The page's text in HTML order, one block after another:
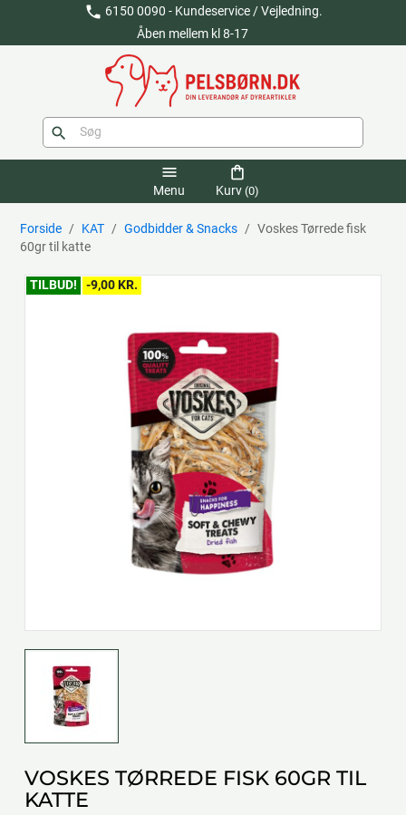
phone 6150 0090 - Kundeservice / Vejledning.
Åben mellem kl 8-17
search
menu
Menu
shopping_bag
Kurv (0)
Forside KAT Godbidder & Snacks
Voskes Tørrede fisk
60gr til katte
TILBUD! -9,00 KR.
VOSKES TØRREDE FISK 60GR TIL
KATTE